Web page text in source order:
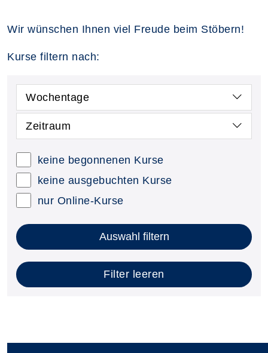
Wir wünschen Ihnen viel Freude beim Stöbern!
Kurse filtern nach:
Wochentage
Zeitraum
keine begonnenen Kurse
keine ausgebuchten Kurse
nur Online-Kurse
Auswahl filtern
Filter leeren